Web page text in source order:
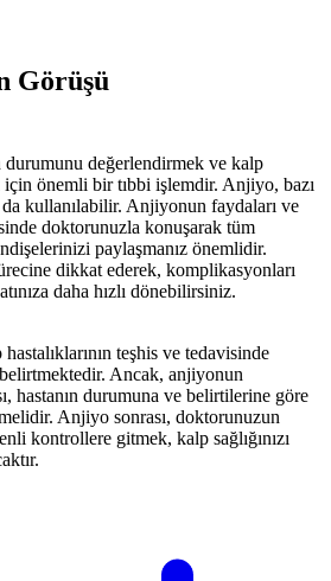
Görüşü
durumunu değerlendirmek ve kalp
için önemli bir tıbbi işlemdir. Anjiyo, bazı
kullanılabilir. Anjiyonun faydaları ve
doktorunuzla konuşarak tüm
paylaşmanız önemlidir.
dikkat ederek, komplikasyonları
daha hızlı dönebilirsiniz.
teşhis ve tedavisinde
Ancak, anjiyonun
hastanın durumuna ve belirtilerine göre
Anjiyo sonrası, doktorunuzun
kontrollere gitmek, kalp sağlığınızı